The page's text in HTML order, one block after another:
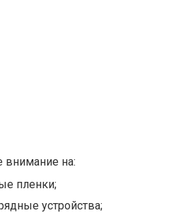
внимание на:
пленки;
устройства;